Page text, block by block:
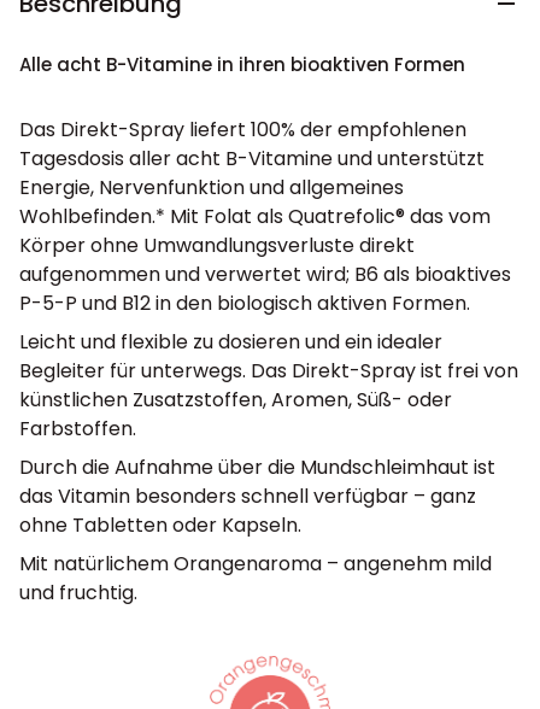
Alle acht B-Vitamine in ihren bioaktiven Formen
Das Direkt-Spray liefert 100% der empfohlenen
Tagesdosis aller acht B-Vitamine und unterstützt
Energie, Nervenfunktion und allgemeines
Wohlbefinden.* Mit Folat als Quatrefolic® das vom
Körper ohne Umwandlungsverluste direkt
aufgenommen und verwertet wird; B6 als bioaktives
P-5-P und B12 in den biologisch aktiven Formen.
Leicht und flexible zu dosieren und ein idealer
Begleiter für unterwegs. Das Direkt-Spray ist frei von
künstlichen Zusatzstoffen, Aromen, Süß- oder
Farbstoffen.
Durch die Aufnahme über die Mundschleimhaut ist
das Vitamin besonders schnell verfügbar – ganz
ohne Tabletten oder Kapseln.
Mit natürlichem Orangenaroma – angenehm mild
und fruchtig.